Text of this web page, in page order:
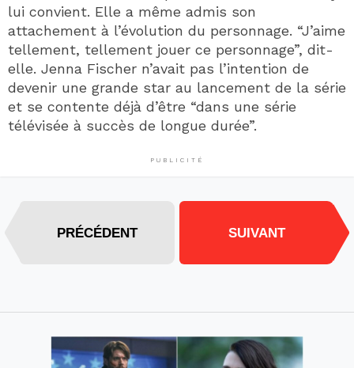
lui convient. Elle a même admis son
attachement à l’évolution du personnage. “J’aime
tellement, tellement jouer ce personnage”, dit-
elle. Jenna Fischer n’avait pas l’intention de
devenir une grande star au lancement de la série
et se contente déjà d’être “dans une série
télévisée à succès de longue durée”.
PUBLICITÉ
PRÉCÉDENT SUIVANT